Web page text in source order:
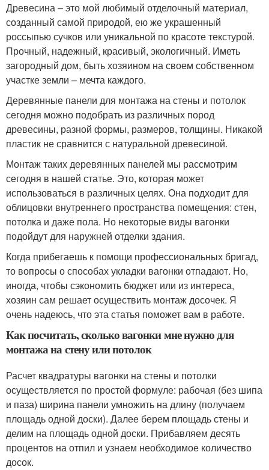
Древесина – это мой любимый отделочный материал,
созданный самой природой, ею же украшенный
россыпью сучков или уникальной по красоте текстурой.
Прочный, надежный, красивый, экологичный. Иметь
загородный дом, быть хозяином на своем собственном
участке земли – мечта каждого.
Деревянные панели для монтажа на стены и потолок
сегодня можно подобрать из различных пород
древесины, разной формы, размеров, толщины. Никакой
пластик не сравнится с натуральной древесиной.
Монтаж таких деревянных панелей мы рассмотрим
сегодня в нашей статье. Это, которая может
использоваться в различных целях. Она подходит для
облицовки внутреннего пространства помещения: стен,
потолка и даже пола. Но некоторые виды вагонки
подойдут для наружней отделки здания.
Когда прибегаешь к помощи профессиональных бригад,
то вопросы о способах укладки вагонки отпадают. Но,
иногда, чтобы сэкономить бюджет или из интереса,
хозяин сам решает осуществить монтаж досочек. Я
очень надеюсь, что эта статья поможет вам в работе.
Как посчитать, сколько вагонки мне нужно для
монтажа на стену или потолок
Расчет квадратуры вагонки на стены и потолки
осуществляется по простой формуле: рабочая (без шипа
и паза) ширина панели умножить на длину (получаем
площадь одной доски). Далее берем площадь стены и
делим на площадь одной доски. Прибавляем десять
процентов на отпил и узнаем необходимое количество
досок.